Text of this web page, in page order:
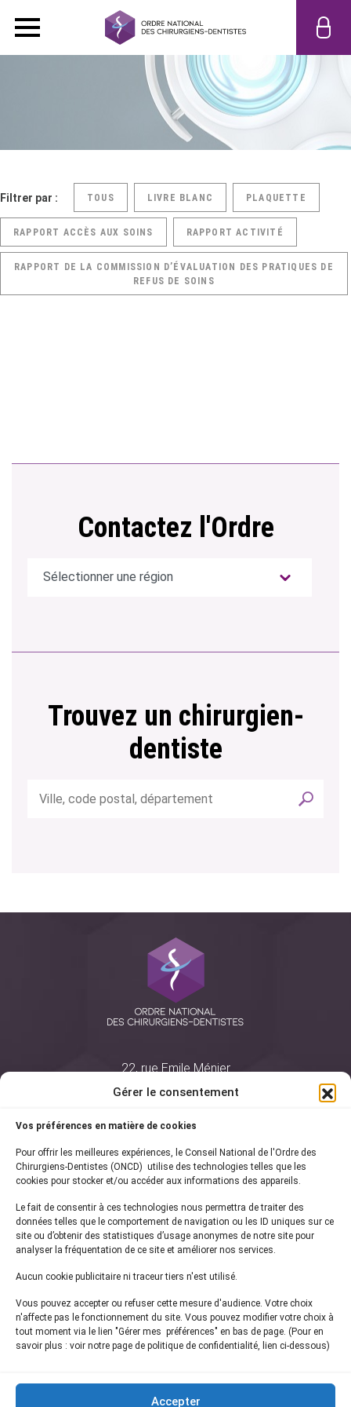
Gérer le consentement
Vos préférences en matière de cookies
Pour offrir les meilleures expériences, le Conseil National de l'Ordre des
Chirurgiens-Dentistes (ONCD) utilise des technologies telles que les
cookies pour stocker et/ou accéder aux informations des appareils.
Le fait de consentir à ces technologies nous permettra de traiter des
données telles que le comportement de navigation ou les ID uniques sur ce
site ou d’obtenir des statistiques d’usage anonymes de notre site pour
analyser la fréquentation de ce site et améliorer nos services.
Aucun cookie publicitaire ni traceur tiers n'est utilisé.
Vous pouvez accepter ou refuser cette mesure d'audience. Votre choix
n'affecte pas le fonctionnement du site. Vous pouvez modifier votre choix à
tout moment via le lien "Gérer mes préférences" en bas de page. (Pour en
savoir plus : voir notre page de politique de confidentialité, lien ci-dessous)
Accepter
Filtrer par : TOUS LIVRE BLANC PLAQUETTE
RAPPORT ACCÈS AUX SOINS RAPPORT ACTIVITÉ
RAPPORT DE LA COMMISSION D’ÉVALUATION DES PRATIQUES DE
REFUS DE SOINS
Contactez l'Ordre
Trouvez un chirurgien-
dentiste
22, rue Emile Ménier
75761 Paris Cedex 16
01 44 34 78 80
courrier@oncd.org
Actualités
Presse
Informations légales
Plan du site
Inscrivez-vous à notrenewsletter